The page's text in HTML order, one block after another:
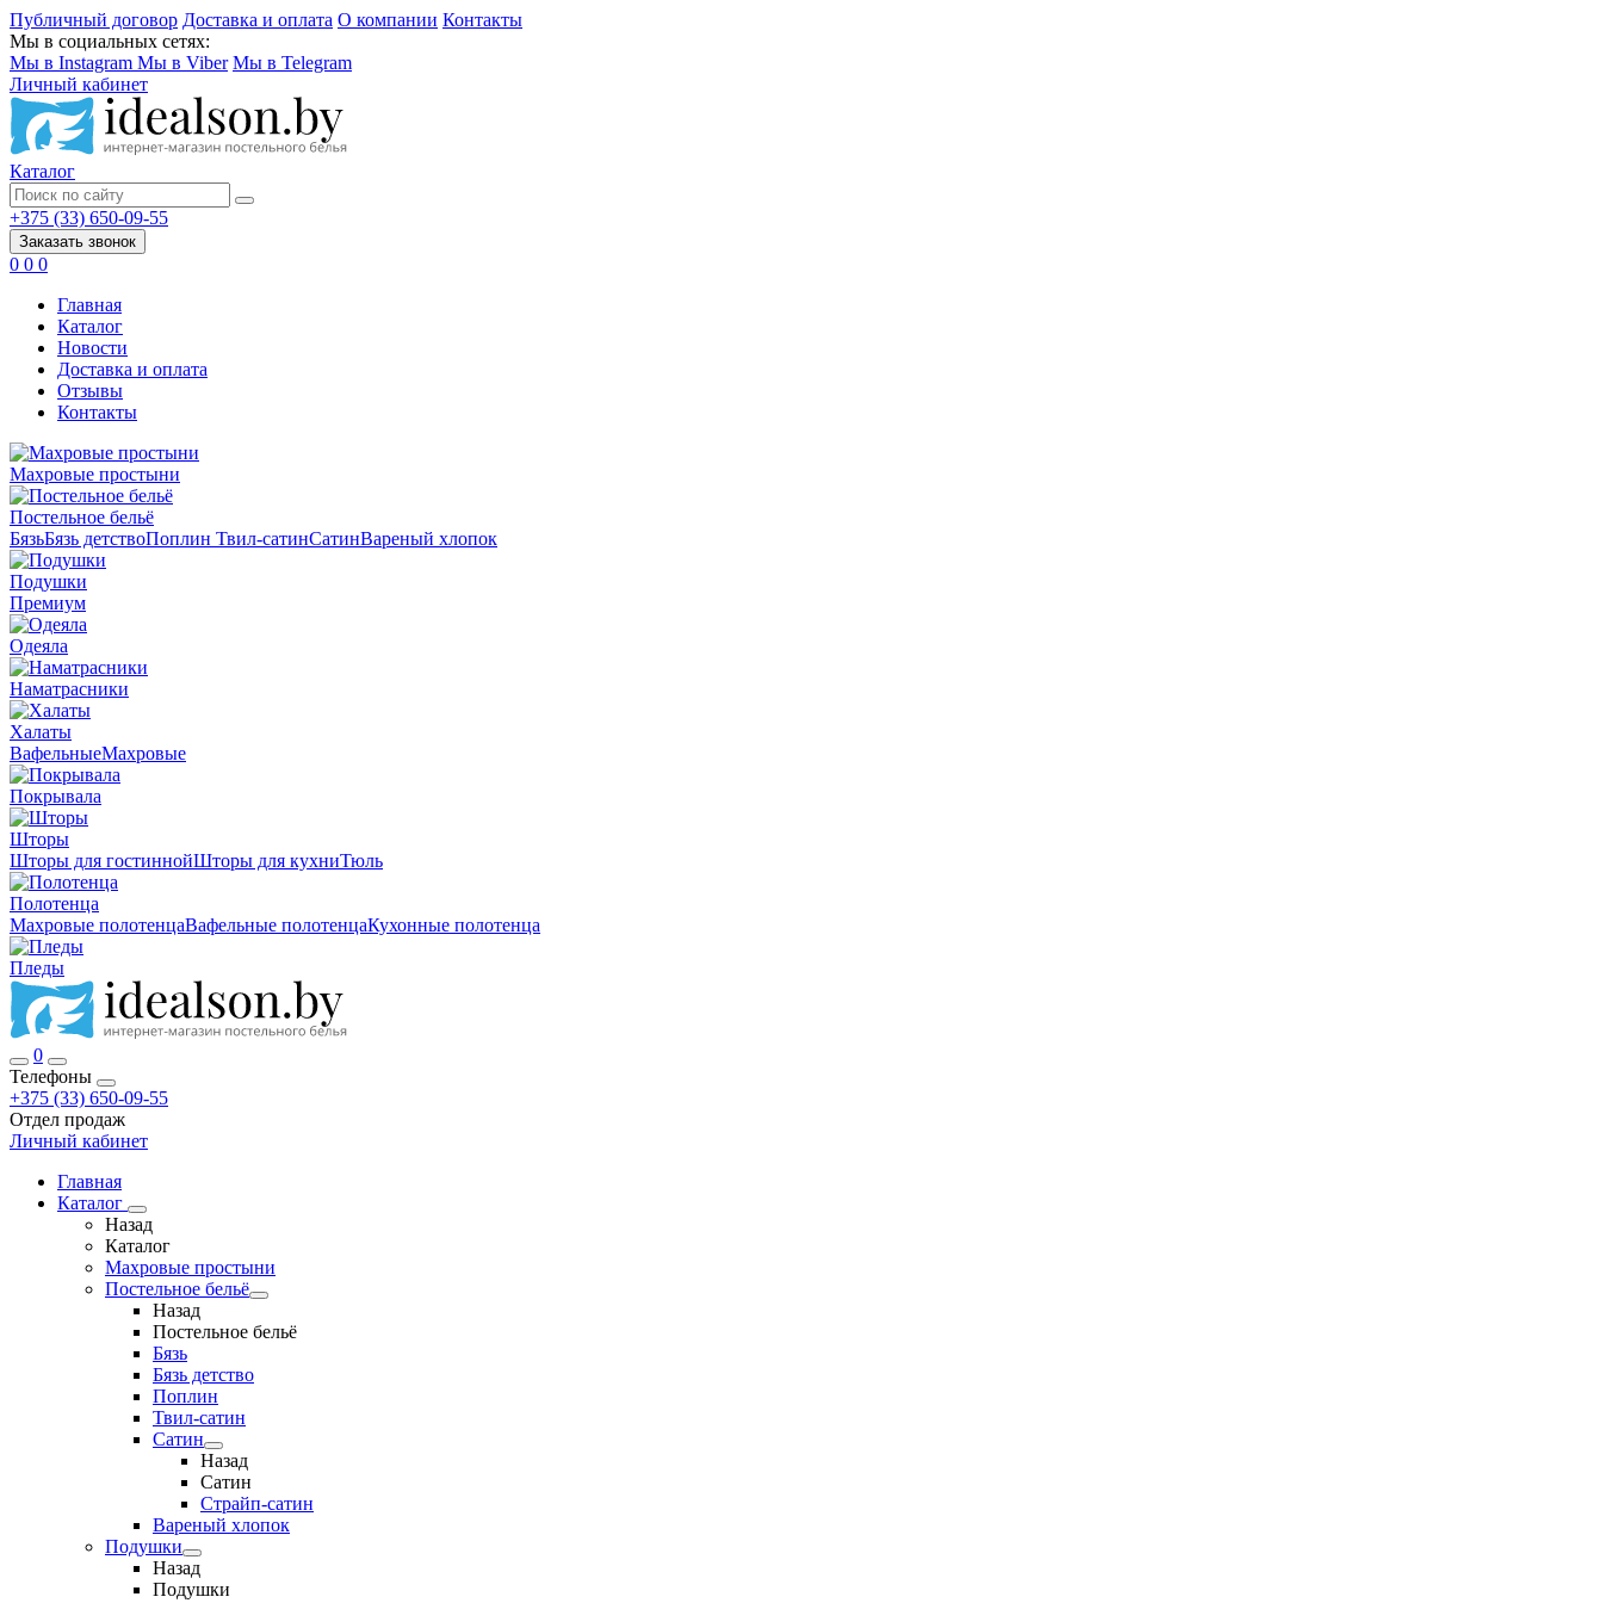
Публичный договор Доставка и оплата О компании Контакты
Мы в социальных сетях:
Мы в Instagram Мы в Viber Мы в Telegram
Личный кабинет
Каталог
+375 (33) 650-09-55
Заказать звонок
0 0 0
Главная
Каталог
Новости
Доставка и оплата
Отзывы
Контакты
Махровые простыни
Постельное бельё
БязьБязь детствоПоплин Твил-сатинСатинВареный хлопок
Подушки
Премиум
Одеяла
Наматрасники
Халаты
ВафельныеМахровые
Покрывала
Шторы
Шторы для гостиннойШторы для кухниТюль
Полотенца
Махровые полотенцаВафельные полотенцаКухонные полотенца
Пледы
0
Телефоны
+375 (33) 650-09-55
Отдел продаж
Личный кабинет
Главная
Каталог
Назад
Каталог
Махровые простыни
Постельное бельё
Назад
Постельное бельё
Бязь
Бязь детство
Поплин
Твил-сатин
Сатин
Назад
Сатин
Страйп-сатин
Вареный хлопок
Подушки
Назад
Подушки